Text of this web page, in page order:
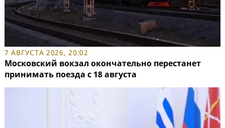
7 АВГУСТА 2026, 20:02
Московский вокзал окончательно перестанет
принимать поезда с 18 августа